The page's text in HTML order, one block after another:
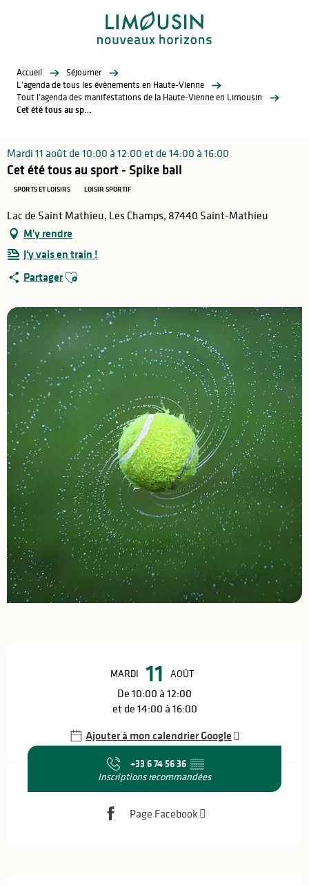
Accueil
Séjourner
L’agenda de tous les évènements en Haute-Vienne
Tout l’agenda des manifestations de la Haute-Vienne en Limousin
Cet été tous au sport - Spike ball
Mardi 11 août de 10:00 à 12:00 et de 14:00 à 16:00
Cet été tous au sport - Spike ball
SPORTS ET LOISIRS LOISIR SPORTIF
Lac de Saint Mathieu, Les Champs, 87440 Saint-Mathieu
M'y rendre
J'y vais en train !
PartagerAjouter aux favoris
MARDI 11 AOÛT
De 10:00 à 12:00
et de 14:00 à 16:00
Ajouter à mon calendrier Google
+33 6 74 56 36 ▒▒
Inscriptions recommandées
Page Facebook